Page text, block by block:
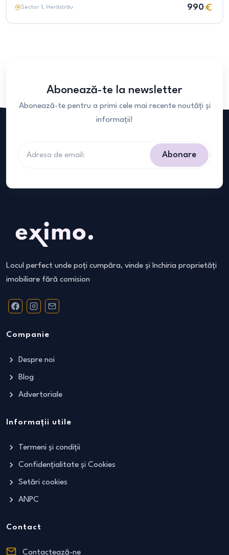
Sector 1, Herăstrău 990
Abonează-te la newsletter
Abonează-te pentru a primi cele mai recente noutăți și
informații!
Abonare
Locul perfect unde poți cumpăra, vinde și închiria proprietăți
imobiliare fără comision
Companie
Despre noi
Blog
Advertoriale
Informații utile
Termeni și condiții
Confidențialitate și Cookies
Setări cookies
ANPC
Contact
Contactează-ne